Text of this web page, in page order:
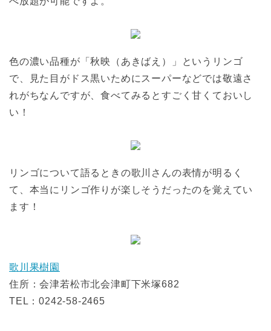
色の濃い品種が「秋映（あきばえ）」というリンゴ
で、見た目がドス黒いためにスーパーなどでは敬遠さ
れがちなんですが、食べてみるとすごく甘くておいし
い！
リンゴについて語るときの歌川さんの表情が明るく
て、本当にリンゴ作りが楽しそうだったのを覚えてい
ます！
歌川果樹園
住所：会津若松市北会津町下米塚682
TEL：0242-58-2465